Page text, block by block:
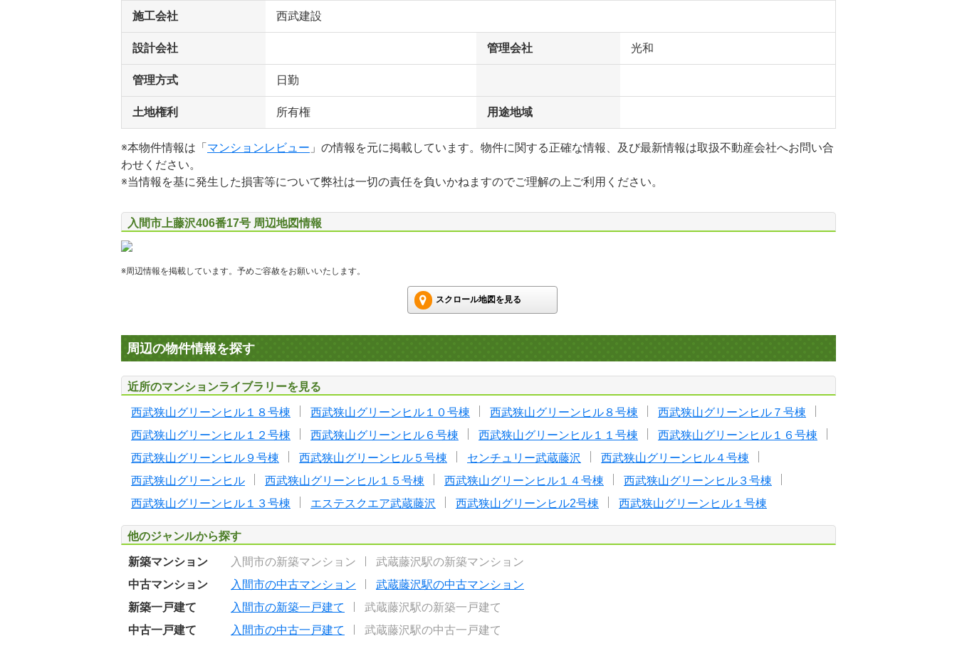
施工会社 西武建設
設計会社 管理会社 光和
管理方式 日勤
土地権利 所有権 用途地域
※本物件情報は「 マンションレビュー 」の情報を元に掲載しています。物件に関する正確な情報、及び最新情報は取扱不動産会社へお問い合
わせください。
※当情報を基に発生した損害等について弊社は一切の責任を負いかねますのでご理解の上ご利用ください。
入間市上藤沢406番17号 周辺地図情報
※周辺情報を掲載しています。予めご容赦をお願いいたします。
スクロール地図を見る
周辺の物件情報を探す
近所のマンションライブラリーを見る
西武狭山グリーンヒル１８号棟 西武狭山グリーンヒル１０号棟 西武狭山グリーンヒル８号棟
西武狭山グリーンヒル７号棟
西武狭山グリーンヒル１２号棟
西武狭山グリーンヒル６号棟 西武狭山グリーンヒル１１号棟
西武狭山グリーンヒル１６号棟
西武狭山グリーンヒル９号棟
西武狭山グリーンヒル５号棟 センチュリー武蔵藤沢
西武狭山グリーンヒル４号棟
西武狭山グリーンヒル
西武狭山グリーンヒル１５号棟 西武狭山グリーンヒル１４号棟
西武狭山グリーンヒル３号棟
西武狭山グリーンヒル１３号棟
エステスクエア武蔵藤沢 西武狭山グリーンヒル2号棟 西武狭山グリーンヒル１号棟
他のジャンルから探す
新築マンション 入間市の新築マンション
武蔵藤沢駅の新築マンション
中古マンション
入間市の中古マンション
武蔵藤沢駅の中古マンション
新築一戸建て
入間市の新築一戸建て
武蔵藤沢駅の新築一戸建て
中古一戸建て
入間市の中古一戸建て
武蔵藤沢駅の中古一戸建て